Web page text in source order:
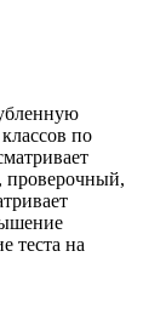
по
проверочный,
теста на